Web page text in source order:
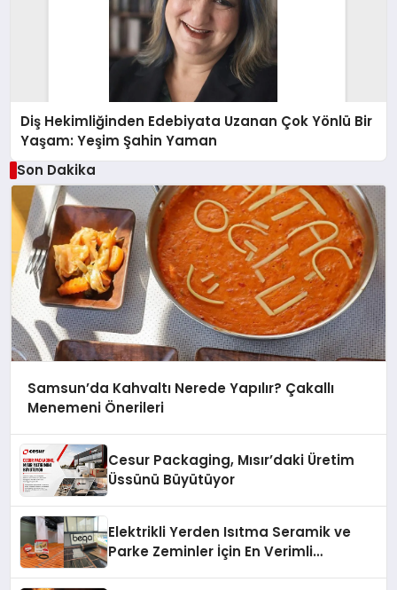
Diş Hekimliğinden Edebiyata Uzanan Çok Yönlü Bir
Yaşam: Yeşim Şahin Yaman
Son Dakika
Samsun’da Kahvaltı Nerede Yapılır? Çakallı
Menemeni Önerileri
Cesur Packaging, Mısır’daki Üretim
Üssünü Büyütüyor
Elektrikli Yerden Isıtma Seramik ve
Parke Zeminler İçin En Verimli